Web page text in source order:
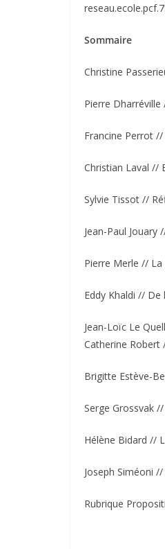
Sommaire
Christine
Pierre
Francine Perrot
Christian Laval //
Sylvie Tissot //
Jean-Paul
Pierre Merle //
Eddy Khaldi // De
Jean-Loïc Le
Catherine Robert
Brigitte Estève-
Serge Grossvak
Hélène Bidard //
Joseph Siméoni
Rubrique